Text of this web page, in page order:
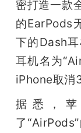
密打造一款
的EarPods
下的Dash
耳机名为
iPhone取消
据悉，
了